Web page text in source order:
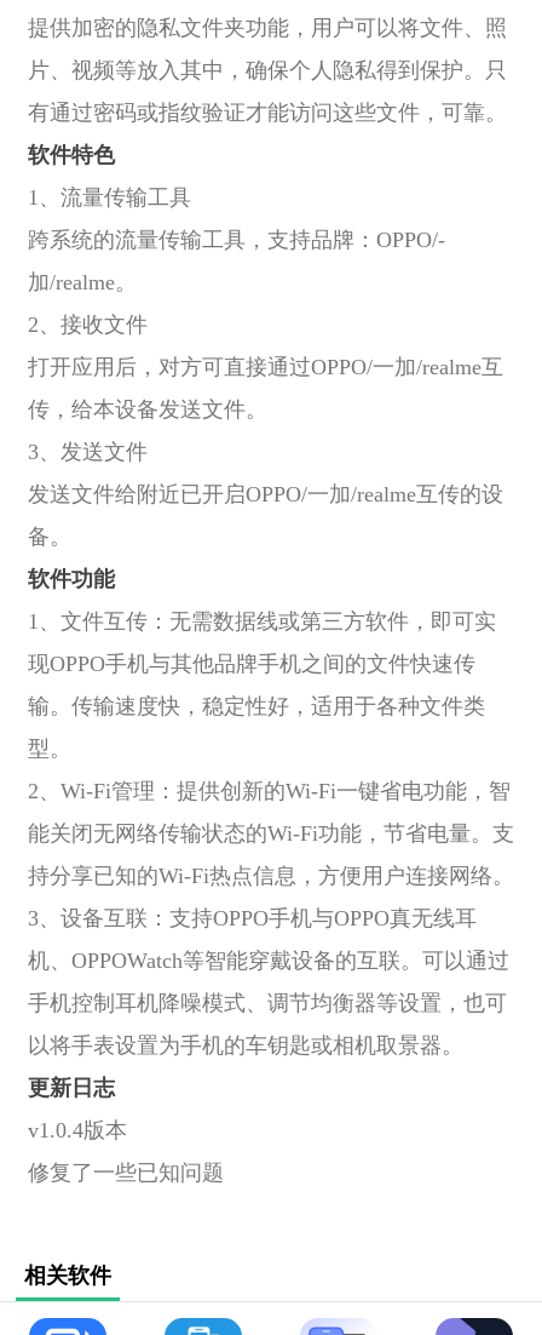
提供加密的隐私文件夹功能，用户可以将文件、照
片、视频等放入其中，确保个人隐私得到保护。只
有通过密码或指纹验证才能访问这些文件，可靠。
软件特色
1、流量传输工具
跨系统的流量传输工具，支持品牌：OPPO/-
加/realme。
2、接收文件
打开应用后，对方可直接通过OPPO/一加/realme互
传，给本设备发送文件。
3、发送文件
发送文件给附近已开启OPPO/一加/realme互传的设
备。
软件功能
1、文件互传：无需数据线或第三方软件，即可实
现OPPO手机与其他品牌手机之间的文件快速传
输。传输速度快，稳定性好，适用于各种文件类
型。
2、Wi-Fi管理：提供创新的Wi-Fi一键省电功能，智
能关闭无网络传输状态的Wi-Fi功能，节省电量。支
持分享已知的Wi-Fi热点信息，方便用户连接网络。
3、设备互联：支持OPPO手机与OPPO真无线耳
机、OPPOWatch等智能穿戴设备的互联。可以通过
手机控制耳机降噪模式、调节均衡器等设置，也可
以将手表设置为手机的车钥匙或相机取景器。
更新日志
v1.0.4版本
修复了一些已知问题
相关软件